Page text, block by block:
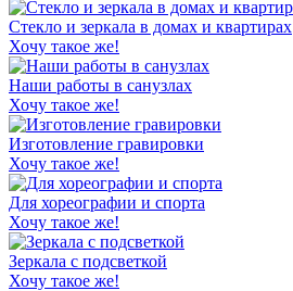
Стекло и зеркала в домах и квартирах
Хочу такое же!
Наши работы в санузлах
Хочу такое же!
Изготовление гравировки
Хочу такое же!
Для хореографии и спорта
Хочу такое же!
Зеркала с подсветкой
Хочу такое же!